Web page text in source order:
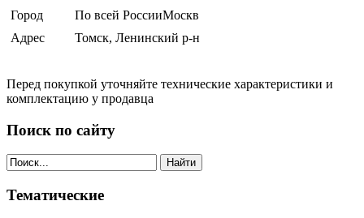
Город
По всей РоссииМоскв
Адрес
Томск, Ленинский р-н
Перед покупкой уточняйте технические характеристики и
комплектацию у продавца
Поиск по сайту
Найти
Тематические